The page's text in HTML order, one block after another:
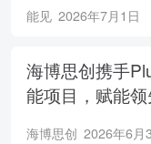
能见 2026年7月1日
海博思创携手
能项目，赋能
海博思创 2026年6月